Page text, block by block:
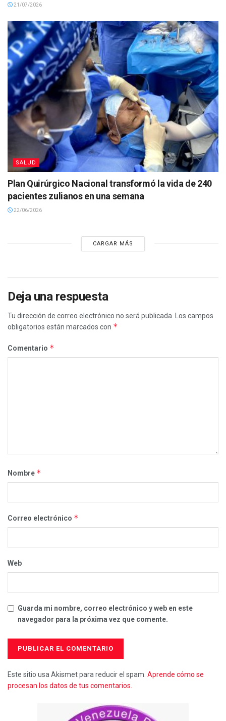
21/07/2026
SALUD
Plan Quirúrgico Nacional transformó la vida de 240
pacientes zulianos en una semana
22/06/2026
CARGAR MÁS
Deja una respuesta
Tu dirección de correo electrónico no será publicada.
Los campos
obligatorios están marcados con *
Comentario *
Nombre *
Correo electrónico *
Web
Guarda mi nombre, correo electrónico y web en este
navegador para la próxima vez que comente.
Este sitio usa Akismet para reducir el spam. Aprende cómo se
procesan los datos de tus comentarios.